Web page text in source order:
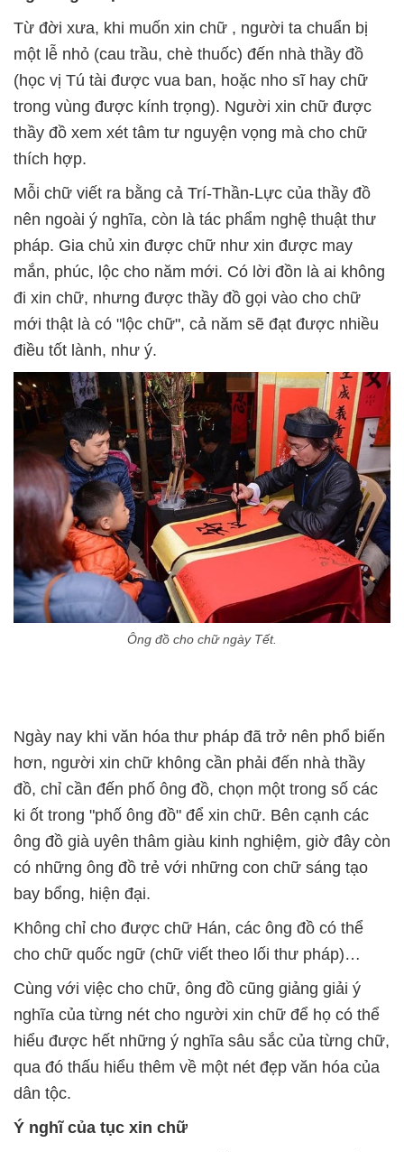
Từ đời xưa, khi muốn xin chữ , người ta chuẩn bị
một lễ nhỏ (cau trầu, chè thuốc) đến nhà thầy đồ
(học vị Tú tài được vua ban, hoặc nho sĩ hay chữ
trong vùng được kính trọng). Người xin chữ được
thầy đồ xem xét tâm tư nguyện vọng mà cho chữ
thích hợp.
Mỗi chữ viết ra bằng cả Trí-Thần-Lực của thầy đồ
nên ngoài ý nghĩa, còn là tác phẩm nghệ thuật thư
pháp. Gia chủ xin được chữ như xin được may
mắn, phúc, lộc cho năm mới. Có lời đồn là ai không
đi xin chữ, nhưng được thầy đồ gọi vào cho chữ
mới thật là có "lộc chữ", cả năm sẽ đạt được nhiều
điều tốt lành, như ý.
Ông đồ cho chữ ngày Tết.
Ngày nay khi văn hóa thư pháp đã trở nên phổ biến
hơn, người xin chữ không cần phải đến nhà thầy
đồ, chỉ cần đến phố ông đồ, chọn một trong số các
ki ốt trong "phố ông đồ" để xin chữ. Bên cạnh các
ông đồ già uyên thâm giàu kinh nghiệm, giờ đây còn
có những ông đồ trẻ với những con chữ sáng tạo
bay bổng, hiện đại.
Không chỉ cho được chữ Hán, các ông đồ có thể
cho chữ quốc ngữ (chữ viết theo lối thư pháp)…
Cùng với việc cho chữ, ông đồ cũng giảng giải ý
nghĩa của từng nét cho người xin chữ để họ có thể
hiểu được hết những ý nghĩa sâu sắc của từng chữ,
qua đó thấu hiểu thêm về một nét đẹp văn hóa của
dân tộc.
Ý nghĩ của tục xin chữ